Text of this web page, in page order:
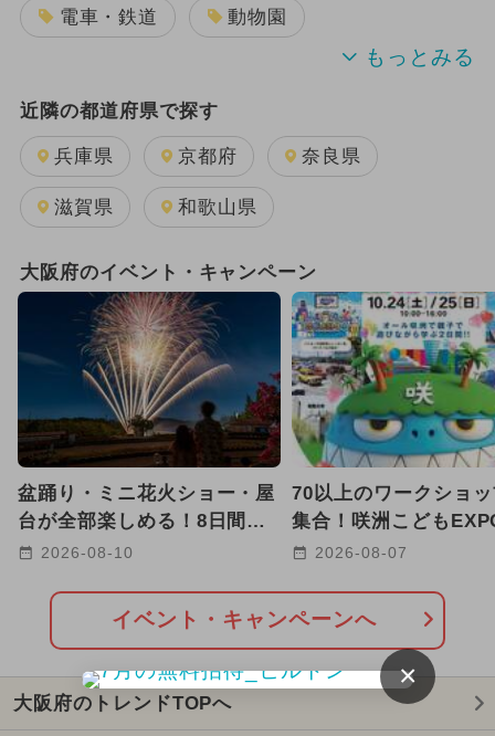
電車・鉄道 動物園
公園 科学館
博物館
近隣の都道府県で探す
兵庫県 京都府 奈良県
滋賀県 和歌山県
大阪府のイベント・キャンペーン
盆踊り・ミニ花火ショー・屋
台が全部楽しめる！8日間限
定の夏祭りがハーベストの丘
2026-08-10
70以上のワークショ
集合！咲洲こども
が10月24日・25日に
2026-08-07
イベント・キャンペーンへ
大阪府のトレンドTOPへ
×